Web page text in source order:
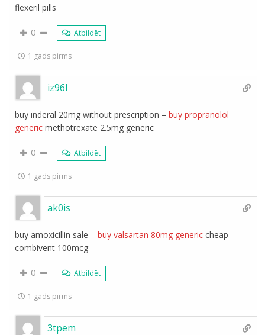
flexeril pills
0 Atbildēt
1 gads pirms
iz96l
buy inderal 20mg without prescription –buy propranolol
generic methotrexate 2.5mg generic
0 Atbildēt
1 gads pirms
ak0is
buy amoxicillin sale –buy valsartan 80mg generic cheap
combivent 100mcg
0 Atbildēt
1 gads pirms
3tpem